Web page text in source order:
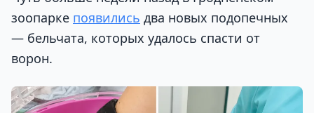
зоопарке появились два новых подопечных
— бельчата, которых удалось спасти от
ворон.